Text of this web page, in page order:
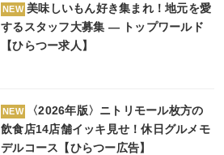
NEW 美味しいもん好き集まれ！地元を愛
するスタッフ大募集 ― トップワールド
【ひらつー求人】
NEW
〈2026年版〉ニトリモール枚方の
飲食店14店舗イッキ見せ！休日グルメモ
デルコース【ひらつー広告】